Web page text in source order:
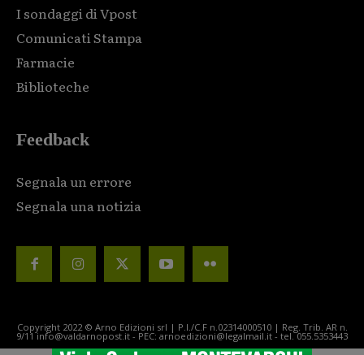
I sondaggi di Vpost
Comunicati Stampa
Farmacie
Biblioteche
Feedback
Segnala un errore
Segnala una notizia
Copyright 2022 © Arno Edizioni srl | P.I./C.F n.02314000510 | Reg. Trib. AR n.
9/11 info@valdarnopost.it - PEC: arnoedizioni@legalmail.it - tel. 055.5353443